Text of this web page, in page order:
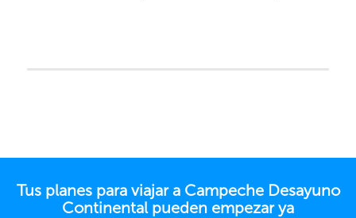
Tus planes para viajar a Campeche Desayuno
Continental pueden empezar ya